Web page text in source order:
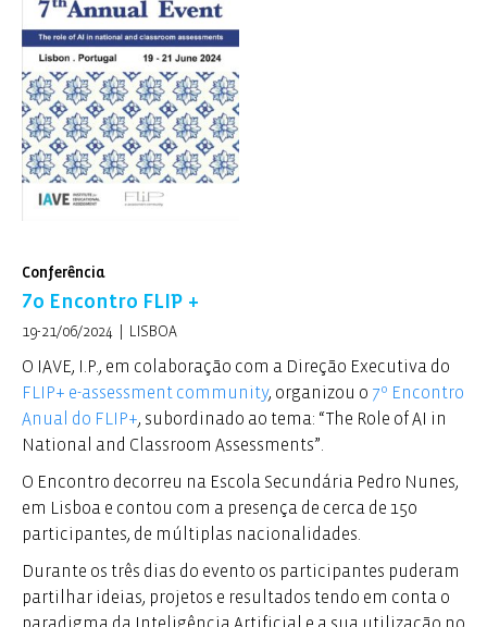
Conferência
7o Encontro FLIP +
19-21/06/2024 | LISBOA
O IAVE, I.P., em colaboração com a Direção Executiva do
FLIP+ e-assessment community, organizou o 7º Encontro
Anual do FLIP+, subordinado ao tema: “The Role of AI in
National and Classroom Assessments”.
O Encontro decorreu na Escola Secundária Pedro Nunes,
em Lisboa e contou com a presença de cerca de 150
participantes, de múltiplas nacionalidades.
Durante os três dias do evento os participantes puderam
partilhar ideias, projetos e resultados tendo em conta o